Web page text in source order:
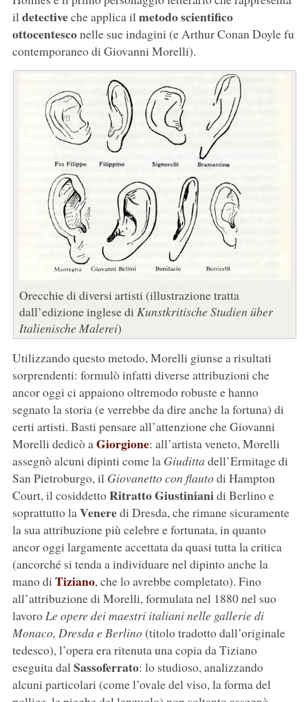
ildetectiveche applica ilmetodo scientifico
ottocentesconelle sue indagini (e Arthur Conan Doyle fu
contemporaneo di Giovanni Morelli).
Orecchie di diversi artisti (illustrazione tratta
dall’edizione inglese di Kunstkritische Studien über
Italienische Malerei)
Utilizzando questo metodo, Morelli giunse a risultati
sorprendenti: formulò infatti diverse attribuzioni che
ancor oggi ci appaiono oltremodo robuste e hanno
segnato la storia (e verrebbe da dire anche la fortuna) di
certi artisti. Basti pensare all’attenzione che Giovanni
Morelli dedicò aGiorgione: all’artista veneto, Morelli
assegnò alcuni dipinti come la Giuditta dell’Ermitage di
San Pietroburgo, il Giovanetto con flautodi Hampton
Court, il cosiddettoRitratto Giustinianidi Berlino e
soprattutto laVeneredi Dresda, che rimane sicuramente
la sua attribuzione più celebre e fortunata, in quanto
ancor oggi largamente accettata da quasi tutta la critica
(ancorché si tenda a individuare nel dipinto anche la
mano di Tiziano, che lo avrebbe completato). Fino
all’attribuzione di Morelli, formulata nel 1880 nel suo
lavoroLe opere dei maestri italiani nelle gallerie di
Monaco, Dresda e Berlino(titolo tradotto dall’originale
tedesco), l’opera era ritenuta una copia da Tiziano
eseguita dalSassoferrato: lo studioso, analizzando
alcuni particolari (come l’ovale del viso, la forma del